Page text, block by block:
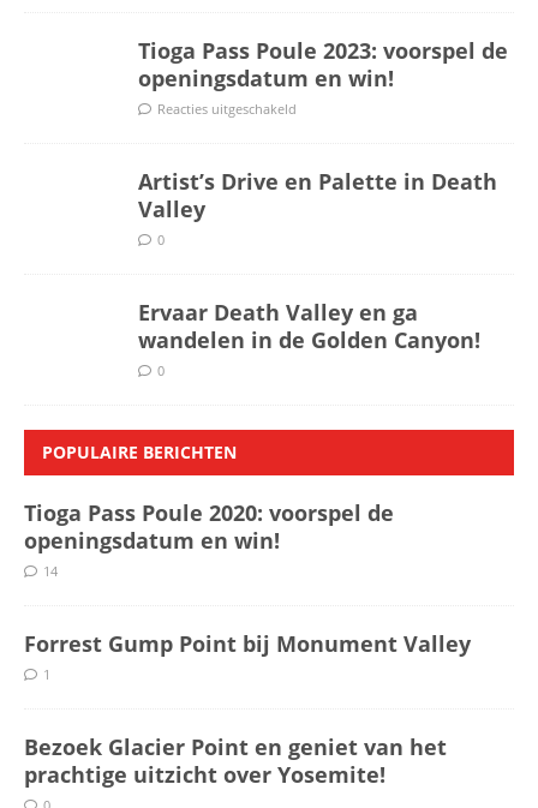
Tioga Pass Poule 2023: voorspel de
openingsdatum en win!
Reacties uitgeschakeld
Artist’s Drive en Palette in Death
Valley
0
Ervaar Death Valley en ga
wandelen in de Golden Canyon!
0
POPULAIRE BERICHTEN
Tioga Pass Poule 2020: voorspel de
openingsdatum en win!
14
Forrest Gump Point bij Monument Valley
1
Bezoek Glacier Point en geniet van het
prachtige uitzicht over Yosemite!